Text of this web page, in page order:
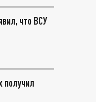
что ВСУ
получил